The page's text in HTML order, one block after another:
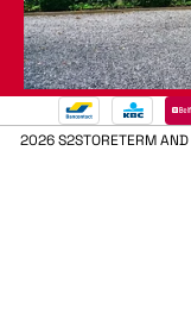
2026 S2STORETERM AND